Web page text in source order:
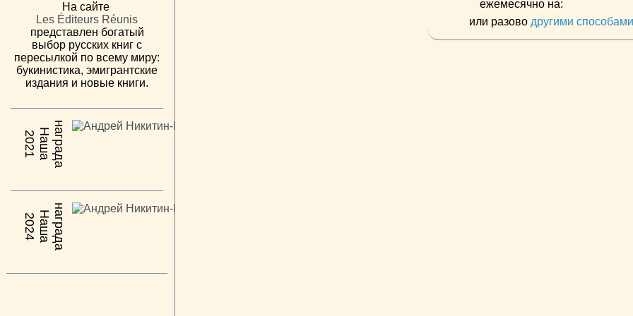
На сайте
Les Éditeurs Réunis
представлен богатый
выбор русских книг с
пересылкой по всему миру:
букинистика, эмигрантские
издания и новые книги.
2021 Н
а
ш
ан
а
г
р
а
да
2024 Н
а
ш
ан
а
г
р
а
да
ежемесячно на:
или разово другими способами